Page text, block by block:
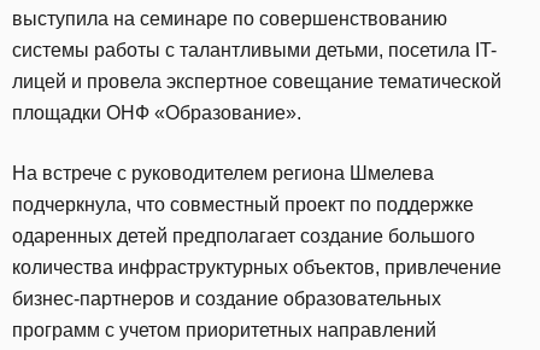
выступила на семинаре по совершенствованию
системы работы с талантливыми детьми, посетила IT-
лицей и провела экспертное совещание тематической
площадки ОНФ «Образование».
На встрече с руководителем региона Шмелева
подчеркнула, что совместный проект по поддержке
одаренных детей предполагает создание большого
количества инфраструктурных объектов, привлечение
бизнес-партнеров и создание образовательных
программ с учетом приоритетных направлений